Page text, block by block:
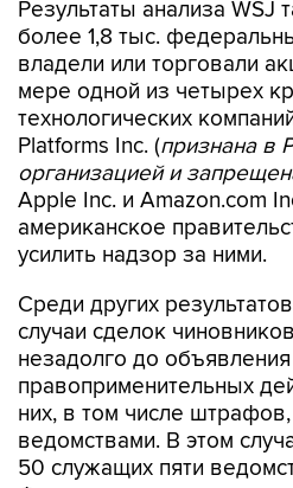
владели или торговали
мере одной из четырех
технологических
Platforms Inc. (признана в
организацией и
Apple Inc. и Amazon.com
американское
усилить надзор за ними.
Среди других
незадолго до объявления
правоприменительных
них, в том числе штрафов,
ведомствами. В этом
50 служащих пяти
Федеральную торговую
Минюст США.